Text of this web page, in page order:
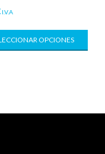
I.V.A
OPCIONES